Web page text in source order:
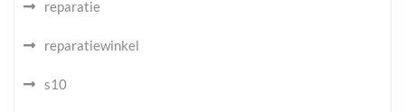
reparatie
reparatiewinkel
s10